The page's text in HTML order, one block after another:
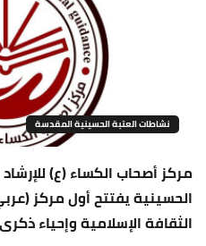
نشاطات العتبة الحسينية المقدسة
مركز أصحاب الكساء (ع) للإرشاد
الحسينية يفتتح أول مركز
الثقافة الإسلامية وإحياء